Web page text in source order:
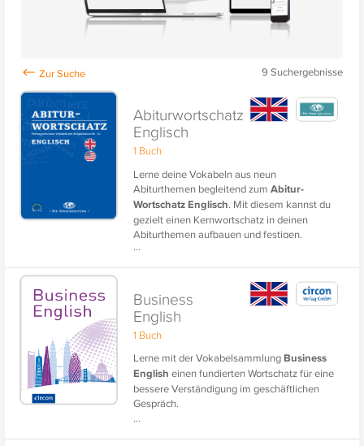
9 Suchergebnisse
Abiturwortschatz
Englisch
1 Buch
Lerne deine Vokabeln aus neun
Abiturthemen begleitend zumAbitur-
Wortschatz Englisch. Mit diesem kannst du
gezielt einen Kernwortschatz in deinen
Abiturthemen aufbauen und festigen.
Beispielsätzen im Sprachniveau B1-C2 nach
dem Europäischen Referenzrahmen.
Außerdem sind die Vokabeln und die
Beispielsätze hochwertig vertont.
Speziell aufbereitet für phase6 vom
Herausgeber der Sprachzeitung.
Profitiere von Beispielsätzen, die dir das das
Lernen im Kontext erleichtern. Viele
...
Business
English
1 Buch
Lerne mit der Vokabelsammlung Business
English einen fundierten Wortschatz für eine
bessere Verständigung im geschäftlichen
Gespräch.
...